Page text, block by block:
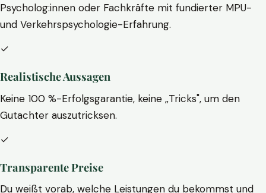
Psycholog:innen oder Fachkräfte mit fundierter MPU-
und Verkehrspsychologie-Erfahrung.
✓
Realistische Aussagen
Keine 100 %-Erfolgsgarantie, keine „Tricks", um den
Gutachter auszutricksen.
✓
Transparente Preise
Du weißt vorab, welche Leistungen du bekommst und